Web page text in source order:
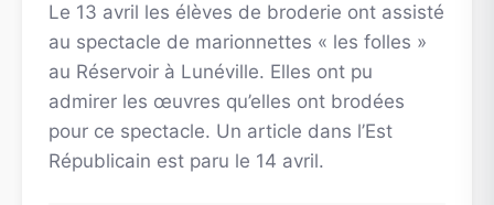
Le 13 avril les élèves de broderie ont assisté
au spectacle de marionnettes « les folles »
au Réservoir à Lunéville. Elles ont pu
admirer les œuvres qu’elles ont brodées
pour ce spectacle. Un article dans l’Est
Républicain est paru le 14 avril.